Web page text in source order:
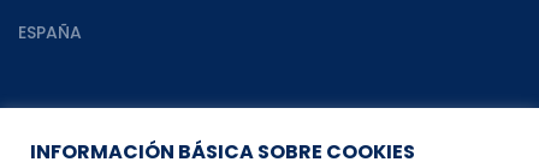
ESPAÑA
INFORMACIÓN BÁSICA SOBRE COOKIES